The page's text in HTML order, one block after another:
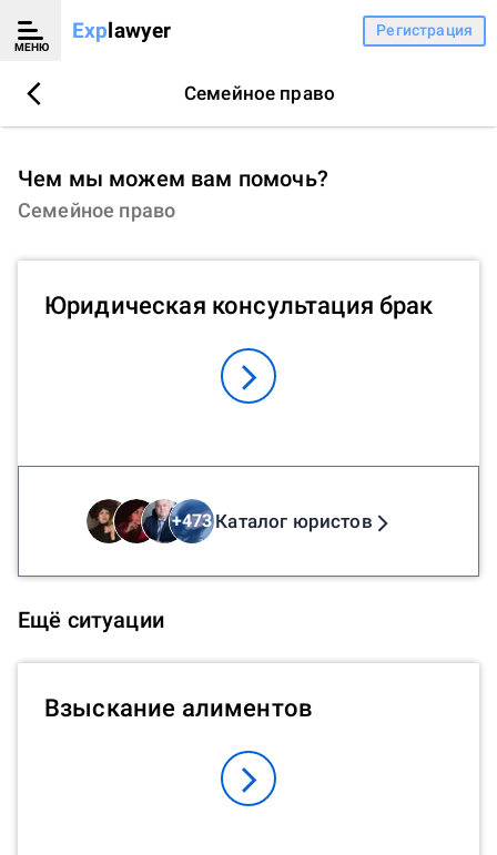
МЕНЮ
Explawyer Регистрация
Семейное право
Чем мы можем вам помочь?
Семейное право
Юридическая консультация брак
+473Каталог юристов
Ещё ситуации
Взыскание алиментов